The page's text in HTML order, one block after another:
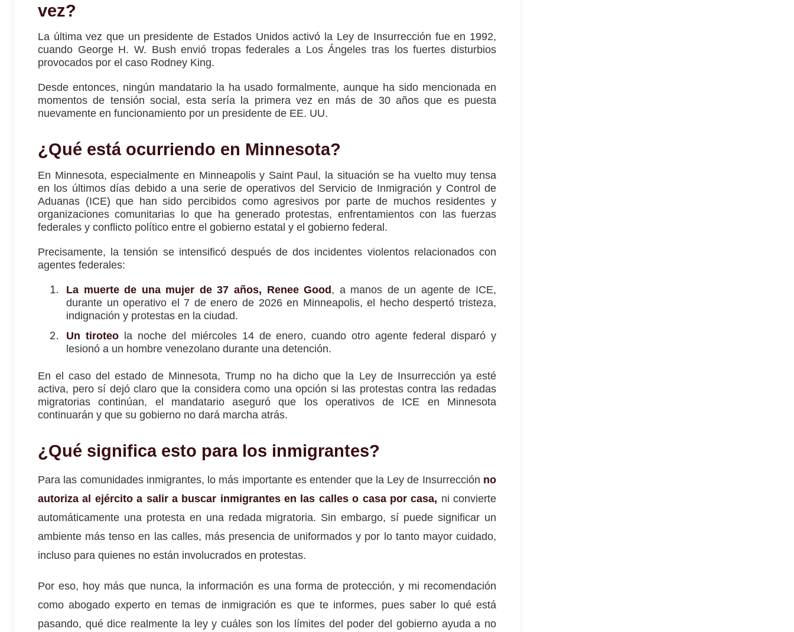
vez?
La última vez que un presidente de Estados Unidos activó la Ley de Insurrección fue en 1992,
cuando George H. W. Bush envió tropas federales a Los Ángeles tras los fuertes disturbios
provocados por el caso Rodney King.
Desde entonces, ningún mandatario la ha usado formalmente, aunque ha sido mencionada en
momentos de tensión social, esta sería la primera vez en más de 30 años que es puesta
nuevamente en funcionamiento por un presidente de EE. UU.
¿Qué está ocurriendo en Minnesota?
En Minnesota, especialmente en Minneapolis y Saint Paul, la situación se ha vuelto muy tensa
en los últimos días debido a una serie de operativos del Servicio de Inmigración y Control de
Aduanas (ICE) que han sido percibidos como agresivos por parte de muchos residentes y
organizaciones comunitarias lo que ha generado protestas, enfrentamientos con las fuerzas
federales y conflicto político entre el gobierno estatal y el gobierno federal.
Precisamente, la tensión se intensificó después de dos incidentes violentos relacionados con
agentes federales:
La muerte de una mujer de 37 años, Renee Good, a manos de un agente de ICE,
durante un operativo el 7 de enero de 2026 en Minneapolis, el hecho despertó tristeza,
indignación y protestas en la ciudad.
Un tiroteola noche del miércoles 14 de enero, cuando otro agente federal disparó y
lesionó a un hombre venezolano durante una detención.
En el caso del estado de Minnesota, Trump no ha dicho que la Ley de Insurrección ya esté
activa, pero sí dejó claro que la considera como una opción si las protestas contra las redadas
migratorias continúan, el mandatario aseguró que los operativos de ICE en Minnesota
continuarán y que su gobierno no dará marcha atrás.
¿Qué significa esto para los inmigrantes?
Para las comunidades inmigrantes, lo más importante es entender que la Ley de Insurrección no
autoriza al ejército a salir a buscar inmigrantes en las calles o casa por casa, ni convierte
automáticamente una protesta en una redada migratoria. Sin embargo, sí puede significar un
ambiente más tenso en las calles, más presencia de uniformados y por lo tanto mayor cuidado,
incluso para quienes no están involucrados en protestas.
Por eso, hoy más que nunca, la información es una forma de protección, y mi recomendación
como abogado experto en temas de inmigración es que te informes, pues saber lo qué está
pasando, qué dice realmente la ley y cuáles son los límites del poder del gobierno ayuda a no